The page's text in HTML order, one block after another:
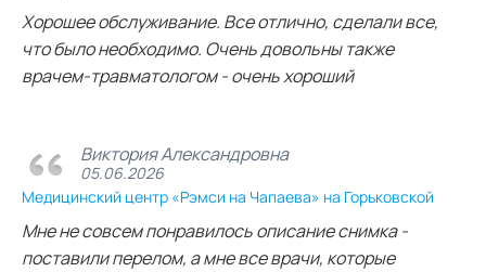
Хорошее обслуживание. Все отлично, сделали все,
что было необходимо. Очень довольны также
врачем-травматологом - очень хороший
Виктория Александровна
05.06.2026
Медицинский центр «Рэмси на Чапаева» на Горьковской
Мне не совсем понравилось описание снимка -
поставили перелом, а мне все врачи, которые